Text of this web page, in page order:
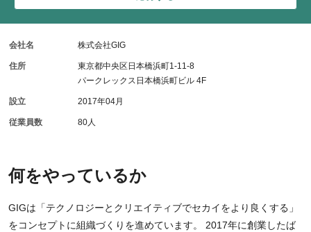
何をやっているか
GIGは「テクノロジーとクリエイティブでセカイをより良くする」
をコンセプトに組織づくりを進めています。 2017年に創業したば
会社名 株式会社GIG
住所
東京都中央区日本橋浜町1-11-8
パークレックス日本橋浜町ビル 4F
設立 2017年04月
従業員数 80人